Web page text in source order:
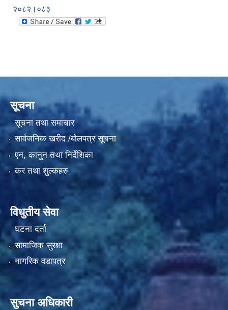
२०८२।०८३
सूचना
सूचना तथा समाचार
सार्वजनिक खरीद /बोलपत्र सूचना
एन, कानुन तथा निर्देशिका
कर तथा शुल्कहरु
विधुतीय सेवा
घटना दर्ता
सामाजिक सुरक्षा
नागरिक वडापत्र
सुचना अधिकारी